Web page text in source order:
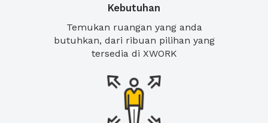
Kebutuhan
Temukan ruangan yang anda
butuhkan, dari ribuan pilihan yang
tersedia di XWORK